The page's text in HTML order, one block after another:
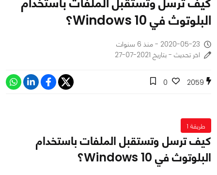
البلوتوث في Windows 10؟
2020-05-23 - منذ 6 سنوات
اخر تحديث - بتاريخ 2021-07-27
2059
0
طريقة 1
كيف ترسل وتستقبل الملفات باستخدام
البلوتوث في Windows 10؟